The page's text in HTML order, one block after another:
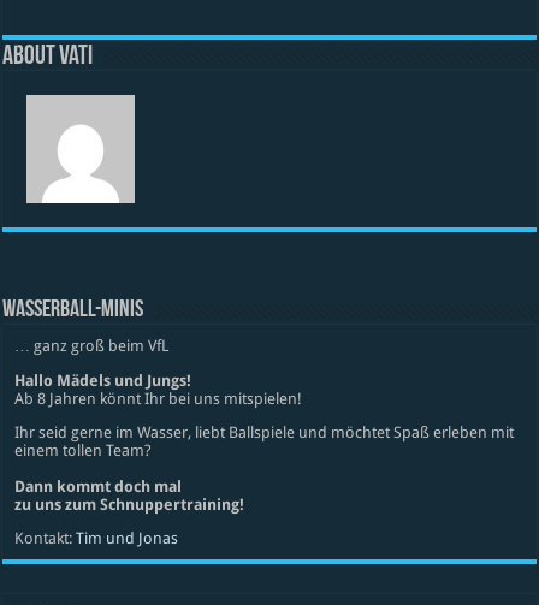
About vati
WASSERBALL-MINIS
… ganz groß beim VfL
Hallo Mädels und Jungs!
Ab 8 Jahren könnt Ihr bei uns mitspielen!
Ihr seid gerne im Wasser, liebt Ballspiele und möchtet Spaß erleben mit
einem tollen Team?
Dann kommt doch mal
zu uns zum Schnuppertraining!
Kontakt:Tim und Jonas